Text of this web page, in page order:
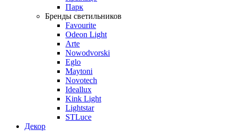
Парк
Бренды светильников
Favourite
Odeon Light
Arte
Nowodvorski
Eglo
Maytoni
Novotech
Ideallux
Kink Light
Lightstar
STLuce
Декор